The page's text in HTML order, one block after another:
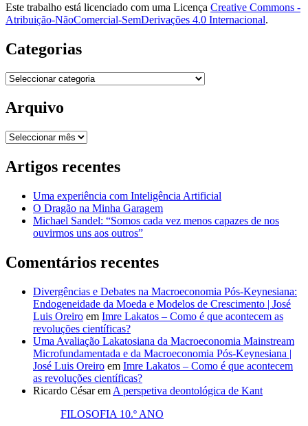
Este trabalho está licenciado com uma Licença Creative Commons -
Atribuição-NãoComercial-SemDerivações 4.0 Internacional.
Categorias
Categorias
Arquivo
Arquivo
Artigos recentes
Uma experiência com Inteligência Artificial
O Dragão na Minha Garagem
Michael Sandel: “Somos cada vez menos capazes de nos
ouvirmos uns aos outros”
Comentários recentes
Divergências e Debates na Macroeconomia Pós-Keynesiana:
Endogeneidade da Moeda e Modelos de Crescimento | José
Luis Oreiro em Imre Lakatos – Como é que acontecem as
revoluções científicas?
Uma Avaliação Lakatosiana da Macroeconomia Mainstream
Microfundamentada e da Macroeconomia Pós-Keynesiana |
José Luis Oreiro em Imre Lakatos – Como é que acontecem
as revoluções científicas?
Ricardo Césarem A perspetiva deontológica de Kant
FILOSOFIA 10.º ANO